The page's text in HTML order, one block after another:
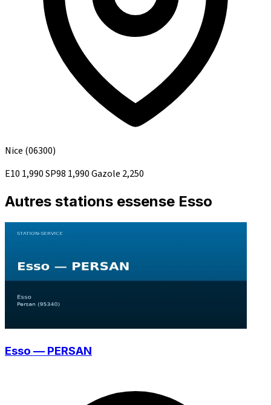
Nice (06300)
E10 1,990SP98 1,990Gazole 2,250
Autres stations essense Esso
Esso — PERSAN